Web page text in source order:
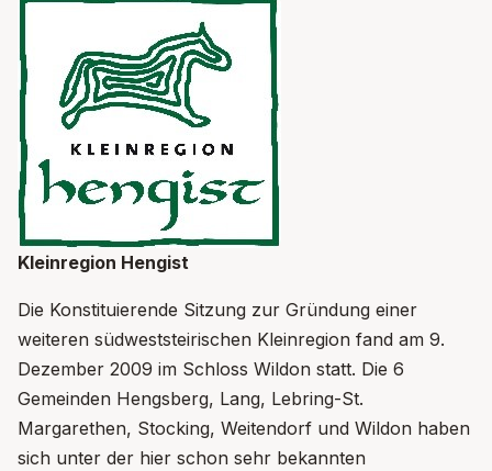
Kleinregion Hengist
Die Konstituierende Sitzung zur Gründung einer
weiteren südweststeirischen Kleinregion fand am 9.
Dezember 2009 im Schloss Wildon statt. Die 6
Gemeinden Hengsberg, Lang, Lebring-St.
Margarethen, Stocking, Weitendorf und Wildon haben
sich unter der hier schon sehr bekannten